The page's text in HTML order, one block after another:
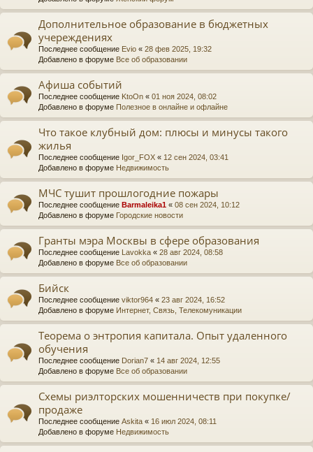
Дополнительное образование в бюджетных
учереждениях
Последнее сообщение Evio « 28 фев 2025, 19:32
Добавлено в форуме Все об образовании
Афиша событий
Последнее сообщение KtoOn « 01 ноя 2024, 08:02
Добавлено в форуме Полезное в онлайне и офлайне
Что такое клубный дом: плюсы и минусы такого
жилья
Последнее сообщение Igor_FOX « 12 сен 2024, 03:41
Добавлено в форуме Недвижимость
МЧС тушит прошлогодние пожары
Последнее сообщение Barmaleika1 « 08 сен 2024, 10:12
Добавлено в форуме Городские новости
Гранты мэра Москвы в сфере образования
Последнее сообщение Lavokka « 28 авг 2024, 08:58
Добавлено в форуме Все об образовании
Бийск
Последнее сообщение viktor964 « 23 авг 2024, 16:52
Добавлено в форуме Интернет, Связь, Телекомуникации
Теорема о энтропия капитала. Опыт удаленного
обучения
Последнее сообщение Dorian7 « 14 авг 2024, 12:55
Добавлено в форуме Все об образовании
Схемы риэлторских мошенничеств при покупке/
продаже
Последнее сообщение Askita « 16 июл 2024, 08:11
Добавлено в форуме Недвижимость